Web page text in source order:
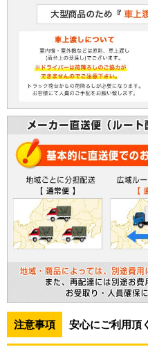
注意事項 安心にご利用頂